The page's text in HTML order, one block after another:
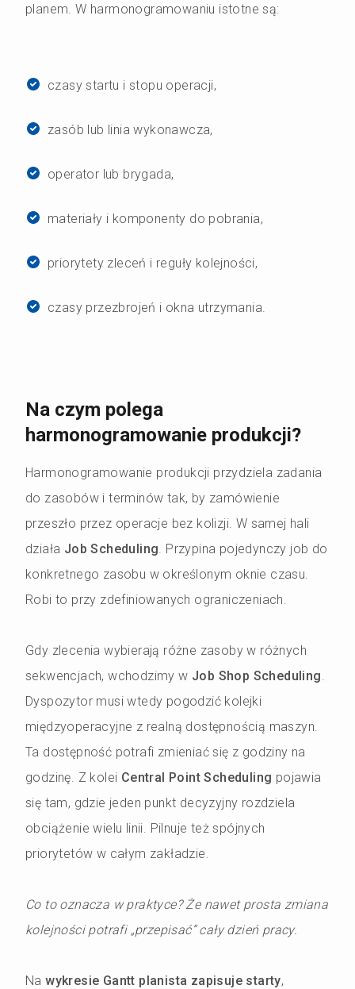
planem. W harmonogramowaniu istotne są:
czasy startu i stopu operacji,
zasób lub linia wykonawcza,
operator lub brygada,
materiały i komponenty do pobrania,
priorytety zleceń i reguły kolejności,
czasy przezbrojeń i okna utrzymania.
Na czym polega
harmonogramowanie produkcji?
Harmonogramowanie produkcji przydziela zadania
do zasobów i terminów tak, by zamówienie
przeszło przez operacje bez kolizji. W samej hali
działa Job Scheduling. Przypina pojedynczy job do
konkretnego zasobu w określonym oknie czasu.
Robi to przy zdefiniowanych ograniczeniach.
Gdy zlecenia wybierają różne zasoby w różnych
sekwencjach, wchodzimy w Job Shop Scheduling.
Dyspozytor musi wtedy pogodzić kolejki
międzyoperacyjne z realną dostępnością maszyn.
Ta dostępność potrafi zmieniać się z godziny na
godzinę. Z kolei Central Point Scheduling pojawia
się tam, gdzie jeden punkt decyzyjny rozdziela
obciążenie wielu linii. Pilnuje też spójnych
priorytetów w całym zakładzie.
Co to oznacza w praktyce? Że nawet prosta zmiana
kolejności potrafi „przepisać” cały dzień pracy.
Nawykresie Gantt planista zapisuje starty,